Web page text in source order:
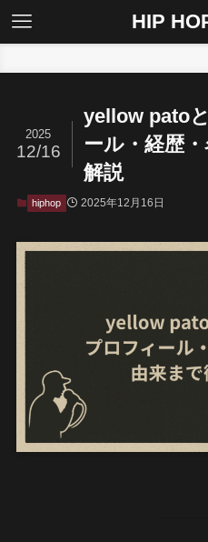
HIP
yellow pato
ール・経歴
解説
2025
12/16
hiphop 2025年12月16日